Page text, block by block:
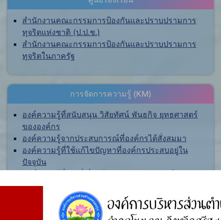
สำนักงานคณะกรรมการป้องกันและปราบปรามการ
ทุจริตแห่งชาติ (ป.ป.ช.)
สำนักงานคณะกรรมการป้องกันและปราบปรามการ
ทุจริตในภาครัฐ
การจัดการความรู้ (KM)
องค์ความรู้ที่สนับสนุน วิสัยทัศน์ พันธกิจ ยุทธศาสตร์
ขององค์กร
องค์ความรู้จากประสบการณ์ที่องค์กรได้สั่งสมมา
องค์ความรู้ที่ใช้แก้ไขปัญหาที่องค์กรประสบอยู่ใน
ปัจจุบัน
องค์ความรู้อื่นๆ ที่เกี่ยวข้องกับการพัฒนาองค์กร
สำรวจความพึงพอใจ